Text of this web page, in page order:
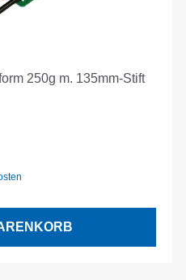
250g m. 135mm-Stift